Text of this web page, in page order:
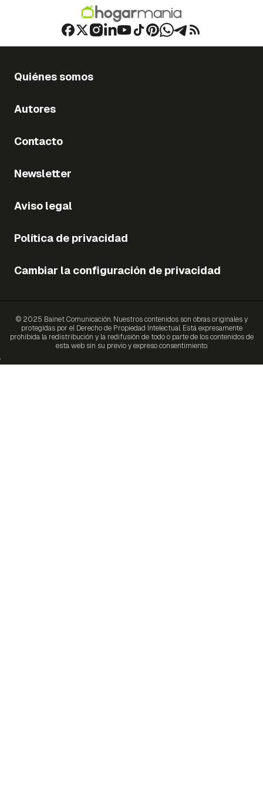
Quiénes somos
Autores
Contacto
Newsletter
Aviso legal
Política de privacidad
Cambiar la configuración de privacidad
© 2025 Bainet Comunicación. Nuestros contenidos son obras originales y
protegidas por el Derecho de Propiedad Intelectual. Está expresamente
prohibida la redistribución y la redifusión de todo o parte de los contenidos de
esta web sin su previo y expreso consentimiento.